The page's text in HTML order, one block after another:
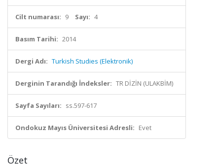
Cilt numarası: 9 Sayı: 4
Basım Tarihi: 2014
Dergi Adı: Turkish Studies (Elektronik)
Derginin Tarandığı İndeksler: TR DİZİN (ULAKBİM)
Sayfa Sayıları: ss.597-617
Ondokuz Mayıs Üniversitesi Adresli: Evet
Özet